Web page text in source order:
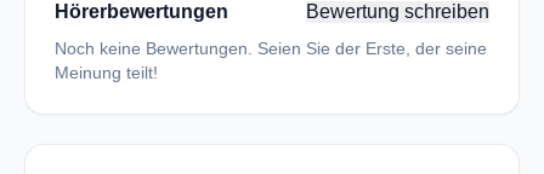
Hörerbewertungen Bewertung schreiben
Noch keine Bewertungen. Seien Sie der Erste, der seine
Meinung teilt!